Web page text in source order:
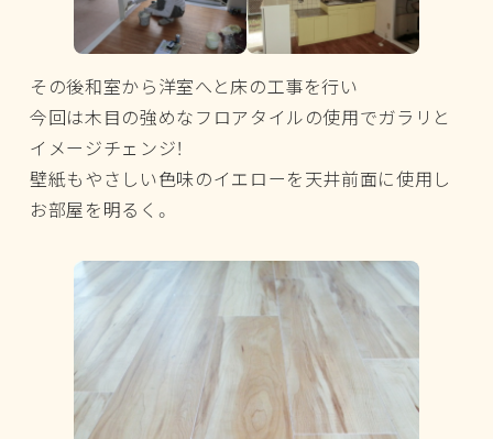
その後和室から洋室へと床の工事を行い
今回は木目の強めなフロアタイルの使用でガラリと
イメージチェンジ！
壁紙もやさしい色味のイエローを天井前面に使用し
お部屋を明るく。